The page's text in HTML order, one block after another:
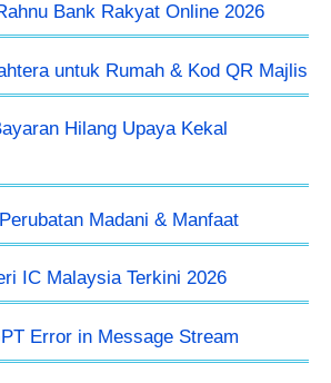
Bank Rakyat Online 2026
untuk Rumah & Kod QR Majlis
Hilang Upaya Kekal
Madani & Manfaat
IC Malaysia Terkini 2026
Error in Message Stream